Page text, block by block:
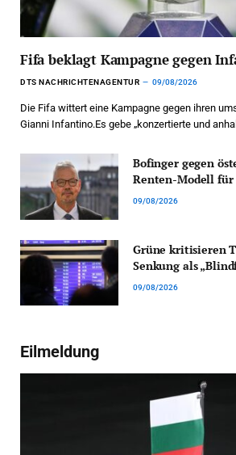
Fifa beklagt Kampagne gegen
DTS NACHRICHTENAGENTUR 09/08/2026
Die Fifa wittert eine Kampagne gegen ihren
Gianni Infantino.Es gebe „konzertierte und
Bofinger gegen
Renten-Modell
09/08/2026
Grüne kritisieren
Senkung als
09/08/2026
Eilmeldung